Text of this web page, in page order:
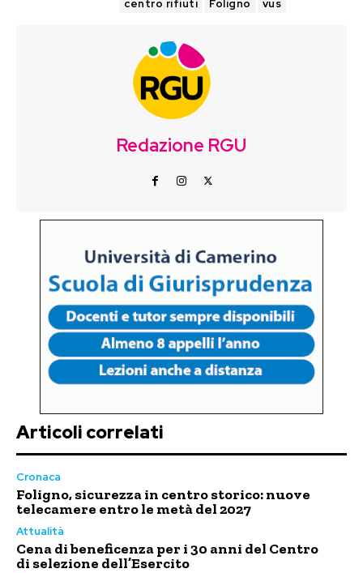
centro rifiuti Foligno vus
Redazione RGU
Articoli correlati
Cronaca
Foligno, sicurezza in centro storico: nuove
telecamere entro le metà del 2027
Attualità
Cena di beneficenza per i 30 anni del Centro
di selezione dell’Esercito